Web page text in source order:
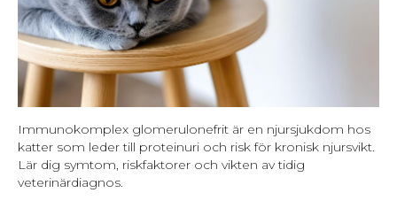
Immunokomplex glomerulonefrit är en njursjukdom hos
katter som leder till proteinuri och risk för kronisk njursvikt.
Lär dig symtom, riskfaktorer och vikten av tidig
veterinärdiagnos.